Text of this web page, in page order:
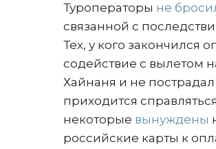
Туроператоры не
связанной с
Тех, у кого закончился
содействие с вылетом
Хайнаня и не
приходится
некоторые вынуждены
российские карты к